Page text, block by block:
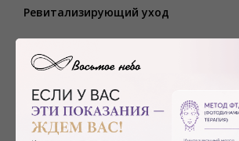
Ревитализирующий уход
Ревитализирующий уход Импульс-детокс
Ревитализирующий уход Неоколл Тринити